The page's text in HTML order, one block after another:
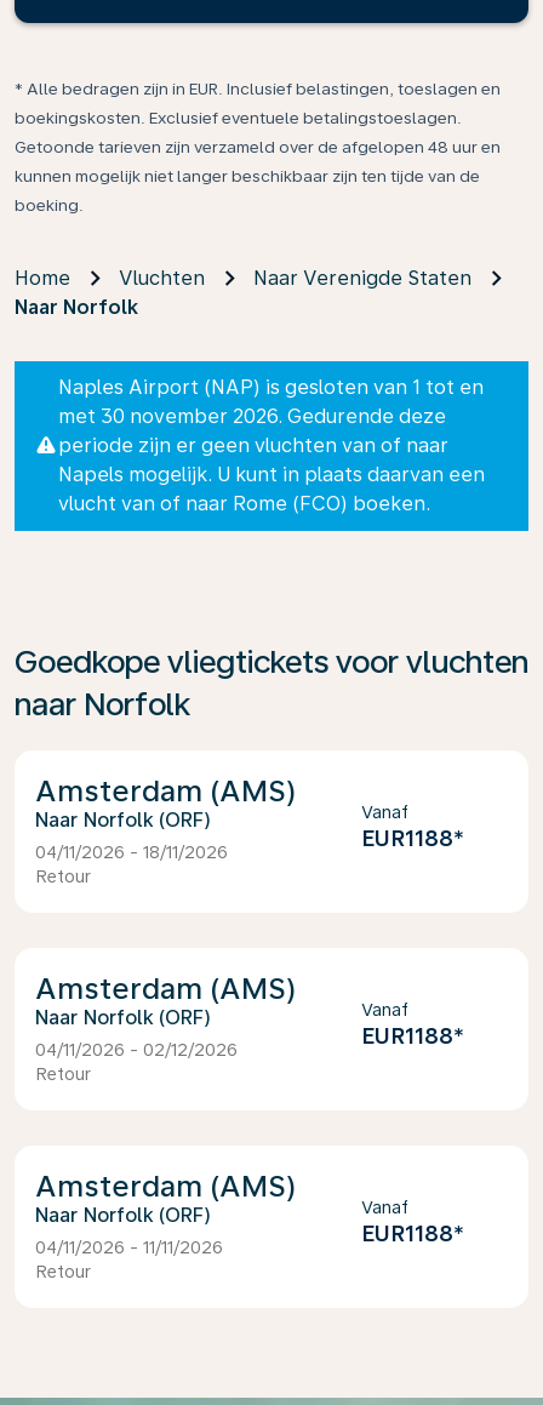
* Alle bedragen zijn in EUR. Inclusief belastingen, toeslagen en
boekingskosten. Exclusief eventuele betalingstoeslagen.
Getoonde tarieven zijn verzameld over de afgelopen 48 uur en
kunnen mogelijk niet langer beschikbaar zijn ten tijde van de
boeking.
Home Vluchten
Naar Verenigde Staten
Naar Norfolk
Naples Airport (NAP) is gesloten van 1 tot en
met 30 november 2026. Gedurende deze
periode zijn er geen vluchten van of naar
Napels mogelijk. U kunt in plaats daarvan een
vlucht van of naar Rome (FCO) boeken.
Goedkope vliegtickets voor vluchten
naar Norfolk
Amsterdam (AMS)
Norfolk (ORF)
04/11/2026 - 18/11/2026
Retour
Vanaf
EUR1188*
Amsterdam (AMS)
Norfolk (ORF)
04/11/2026 - 02/12/2026
Retour
Vanaf
EUR1188*
Amsterdam (AMS)
Norfolk (ORF)
04/11/2026 - 11/11/2026
Retour
Vanaf
EUR1188*